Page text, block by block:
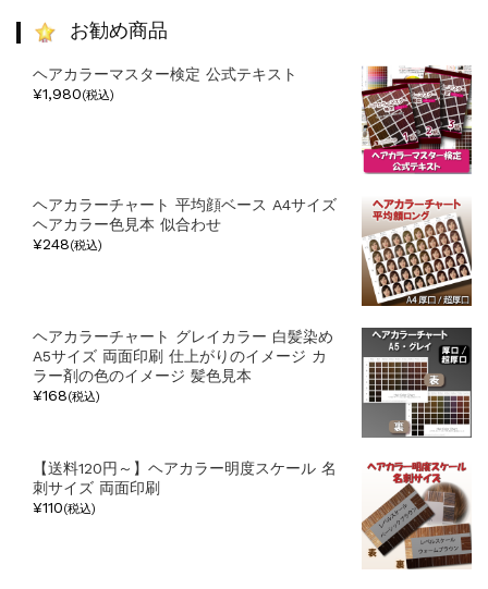
お勧め商品
ヘアカラーマスター検定 公式テキスト
¥1,980(税込)
ヘアカラーチャート 平均顔ベース A4サイズ
ヘアカラー色見本 似合わせ
¥248(税込)
ヘアカラーチャート グレイカラー 白髪染め
A5サイズ 両面印刷 仕上がりのイメージ カ
ラー剤の色のイメージ 髪色見本
¥168(税込)
【送料120円～】ヘアカラー明度スケール 名
刺サイズ 両面印刷
¥110(税込)